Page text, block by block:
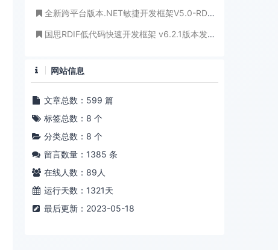
全新跨平台版本.NET敏捷开发框架V5.0-RDIFramework.NET震撼发布
国思RDIF低代码快速开发框架 v6.2.1版本发布
网站信息
文章总数：599 篇
标签总数：8 个
分类总数：8 个
留言数量：1385 条
在线人数： 89 人
运行天数：1321天
最后更新：2023-05-18